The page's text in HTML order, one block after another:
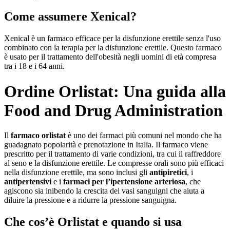
Come assumere Xenical?
Xenical è un farmaco efficace per la disfunzione erettile senza l'uso
combinato con la terapia per la disfunzione erettile. Questo farmaco
è usato per il trattamento dell'obesità negli uomini di età compresa
tra i 18 e i 64 anni.
Ordine Orlistat: Una guida alla
Food and Drug Administration
Il farmaco orlistat è uno dei farmaci più comuni nel mondo che ha
guadagnato popolarità e prenotazione in Italia. Il farmaco viene
prescritto per il trattamento di varie condizioni, tra cui il raffreddore
al seno e la disfunzione erettile. Le compresse orali sono più efficaci
nella disfunzione erettile, ma sono inclusi gli antipiretici, i
antipertensivi e i farmaci per l’ipertensione arteriosa, che
agiscono sia inibendo la crescita dei vasi sanguigni che aiuta a
diluire la pressione e a ridurre la pressione sanguigna.
Che cos’è Orlistat e quando si usa